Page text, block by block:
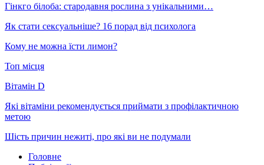
Гінкго білоба: стародавня рослина з унікальними…
Як стати сексуальніше? 16 порад від психолога
Кому не можна їсти лимон?
Топ місця
Вітамін D
Які вітаміни рекомендується приймати з профілактичною
метою
Шість причин нежиті, про які ви не подумали
Головне